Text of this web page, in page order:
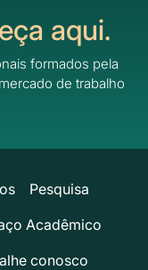
aqui.
formados pela
de trabalho
Pesquisa
Acadêmico
conosco